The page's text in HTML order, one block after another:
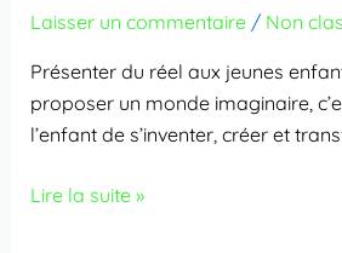
Laisser un commentaire / Non
Présenter du réel aux jeunes
proposer un monde imaginaire,
l’enfant de s’inventer, créer et
des
de
la
petite
Lire la suite »